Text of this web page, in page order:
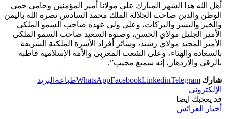
أهل الله هذا الشهر المبارك على مولانا أمير المؤمنين وحامي حمى
الوطن والدين صاحب الجلالة الملك محمد السادس نصره الله باليمن
والخير والبشر والبركات، وعلى ولي عهده صاحب السمو الملكي
الأمير الجليل مولاي الحسن، وصنوه السعيد صاحب السمو الملكي
الأمير المجيد مولاي رشيد، وسائر أفراد الأسرة الملكية الشريفة
بالسعادة والهناء، وعلى الشعب المغربي والأمة الإسلامية قاطبة
بالرقي والازدهار، إنه سميع مجيب”.
شارك WhatsAppFacebookLinkedinTelegram طباعة البريد
الإلكتروني
قد يعجبك ايضا
أخبار العرائش